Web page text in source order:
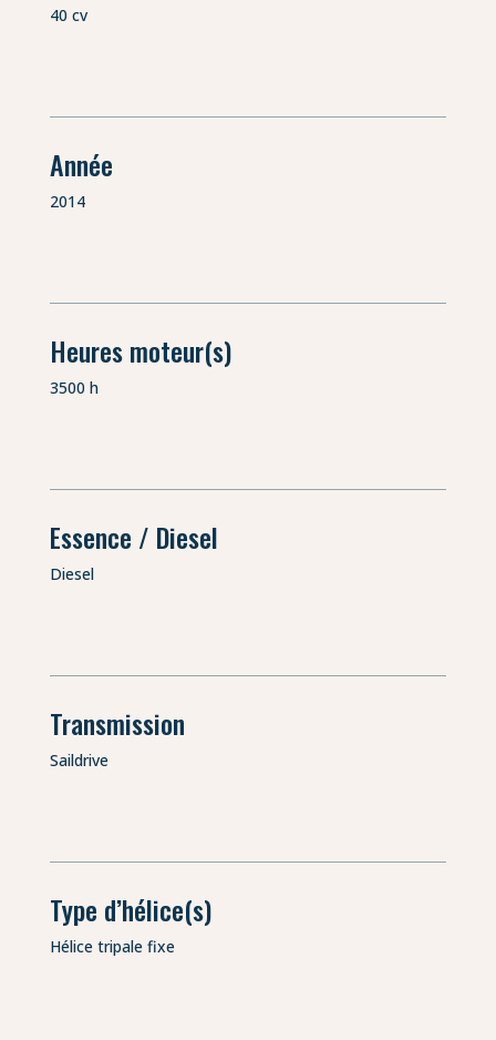
40 cv
Année
2014
Heures moteur(s)
3500 h
Essence / Diesel
Diesel
Transmission
Saildrive
Type d’hélice(s)
Hélice tripale fixe